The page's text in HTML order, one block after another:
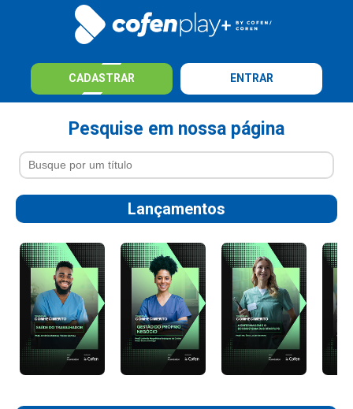
CADASTRAR ENTRAR
Pesquise em nossa página
Lançamentos